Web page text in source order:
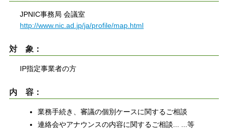
JPNIC事務局 会議室
http://www.nic.ad.jp/ja/profile/map.html
対 象：
IP指定事業者の方
内 容：
業務手続き、審議の個別ケースに関するご相談
連絡会やアナウンスの内容に関するご相談... ...等